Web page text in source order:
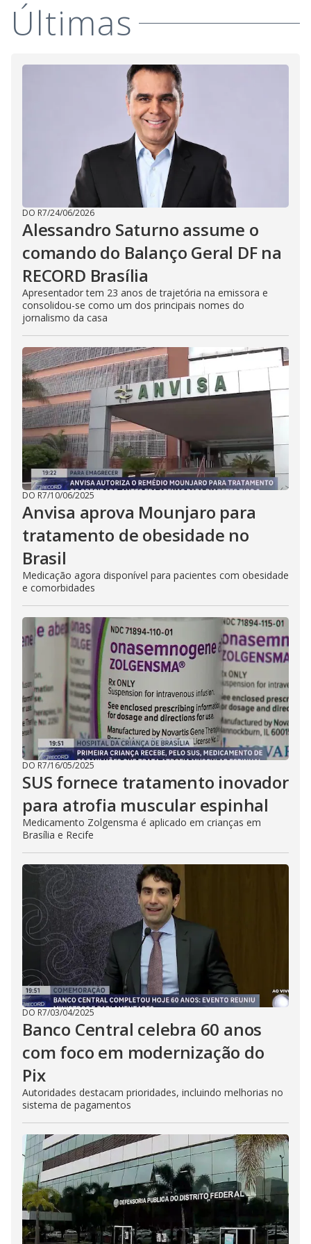
i
d
e
o
Últimas
DO R7/24/06/2026
Alessandro Saturno assume o
comando do Balanço Geral DF na
RECORD Brasília
Apresentador tem 23 anos de trajetória na emissora e
consolidou-se como um dos principais nomes do
jornalismo da casa
DO R7/10/06/2025
Anvisa aprova Mounjaro para
tratamento de obesidade no
Brasil
Medicação agora disponível para pacientes com obesidade
e comorbidades
DO R7/16/05/2025
SUS fornece tratamento inovador
para atrofia muscular espinhal
Medicamento Zolgensma é aplicado em crianças em
Brasília e Recife
DO R7/03/04/2025
Banco Central celebra 60 anos
com foco em modernização do
Pix
Autoridades destacam prioridades, incluindo melhorias no
sistema de pagamentos